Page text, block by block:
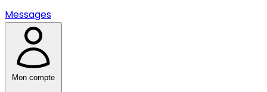
Messages
Mon compte